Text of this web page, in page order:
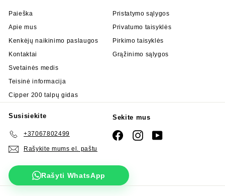
Paieška
Apie mus
Kenkėjų naikinimo paslaugos
Kontaktai
Svetainės medis
Teisinė informacija
Cipper 200 talpų gidas
Pristatymo sąlygos
Privatumo taisyklės
Pirkimo taisyklės
Grąžinimo sąlygos
Susisiekite
+37067802499
Rašykite mums el. paštu
Sekite mus
FacebookInstagramYouTube
Rašyti WhatsApp